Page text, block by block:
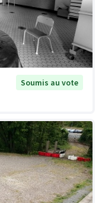
Soumis au vote